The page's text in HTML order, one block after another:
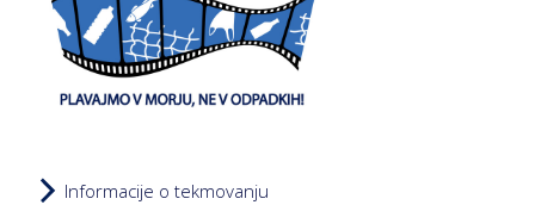
Informacije o tekmovanju